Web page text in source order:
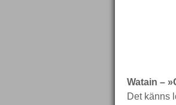
Watain –
Det känns